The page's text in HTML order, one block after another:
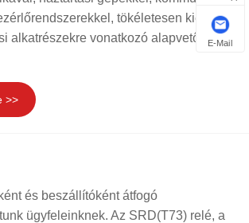
tökéletesen kielégítve
alkatrészekre vonatkozó alapvető
>>
és beszállítóként átfogó
ügyfeleinknek. Az SRD(T73) relé, a
E-Mail